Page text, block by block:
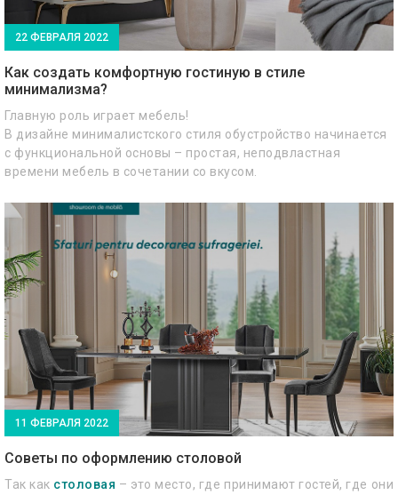
22 ФЕВРАЛЯ 2022
Как создать комфортную гостиную в стиле
минимализма?
Главную роль играет мебель!
В дизайне минималистского стиля обустройство начинается
с функциональной основы – простая, неподвластная
времени мебель в сочетании со вкусом.
11 ФЕВРАЛЯ 2022
Советы по оформлению столовой
Так как столовая – это место, где принимают гостей, где они